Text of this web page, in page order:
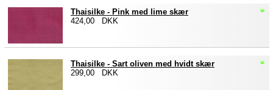
Thaisilke - Pink med lime skær
424,00 DKK
Thaisilke - Sart oliven med hvidt skær
299,00 DKK